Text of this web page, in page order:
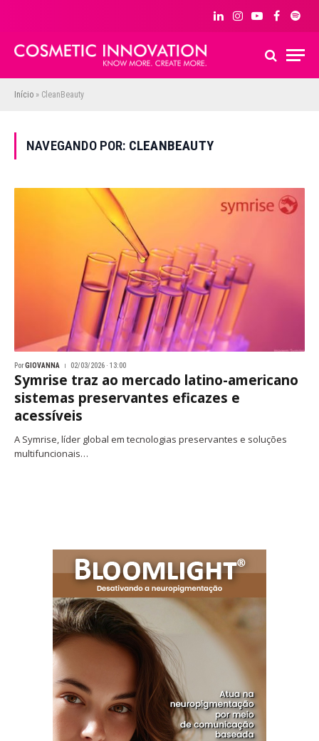
LinkedInInstagram
YouTubeFacebook
Início » CleanBeauty
NAVEGANDO POR: CLEANBEAUTY
PorGIOVANNA 02/03/2026 · 13:00
Symrise traz ao mercado latino-americano
sistemas preservantes eficazes e
acessíveis
A Symrise, líder global em tecnologias preservantes e soluções
multifuncionais…